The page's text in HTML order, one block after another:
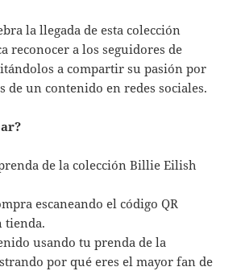
la llegada de esta colección
reconocer a los seguidores de
a compartir su pasión por
de un contenido en redes sociales.
de la colección Billie Eilish
escaneando el código QR
tienda.
usando tu prenda de la
por qué eres el mayor fan de